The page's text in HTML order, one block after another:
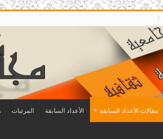
مقالات الأعداد السابقة الأعداد السابقة المرئيات